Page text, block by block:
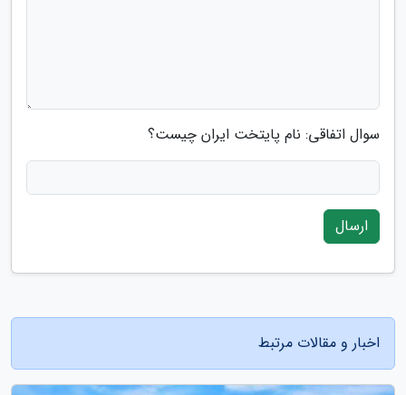
سوال اتفاقی: نام پایتخت ایران چیست؟
ارسال
اخبار و مقالات مرتبط